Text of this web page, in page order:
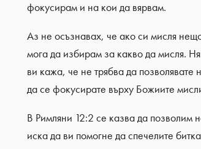
фокусирам и на кои да вярвам.
Аз не осъзнавах, че ако си мисля
мога да избирам за какво да мисля.
ви кажа, че не трябва да
да се фокусирате върху Божиите
В Римляни 12:2 се казва да позволим
иска да ви помогне да спечелите